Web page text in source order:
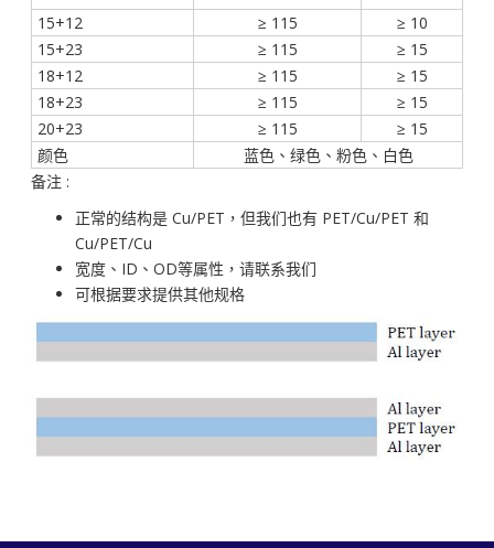
15+12
≥ 115
≥ 10
15+23
≥ 115
≥ 15
18+12
≥ 115
≥ 15
18+23
≥ 115
≥ 15
20+23
≥ 115
≥ 15
颜色
蓝色、绿色、粉色、白色
备注 :
正常的结构是 Cu/PET，但我们也有 PET/Cu/PET 和
Cu/PET/Cu
宽度、ID、OD等属性，请联系我们
可根据要求提供其他规格